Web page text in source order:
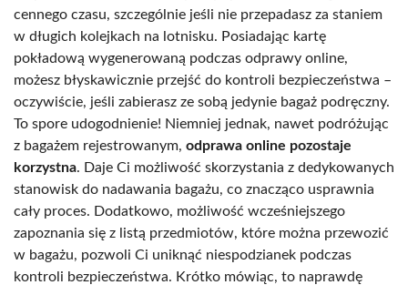
cennego czasu, szczególnie jeśli nie przepadasz za staniem
w długich kolejkach na lotnisku. Posiadając kartę
pokładową wygenerowaną podczas odprawy online,
możesz błyskawicznie przejść do kontroli bezpieczeństwa –
oczywiście, jeśli zabierasz ze sobą jedynie bagaż podręczny.
To spore udogodnienie! Niemniej jednak, nawet podróżując
z bagażem rejestrowanym, odprawa online pozostaje
korzystna. Daje Ci możliwość skorzystania z dedykowanych
stanowisk do nadawania bagażu, co znacząco usprawnia
cały proces. Dodatkowo, możliwość wcześniejszego
zapoznania się z listą przedmiotów, które można przewozić
w bagażu, pozwoli Ci uniknąć niespodzianek podczas
kontroli bezpieczeństwa. Krótko mówiąc, to naprawdę